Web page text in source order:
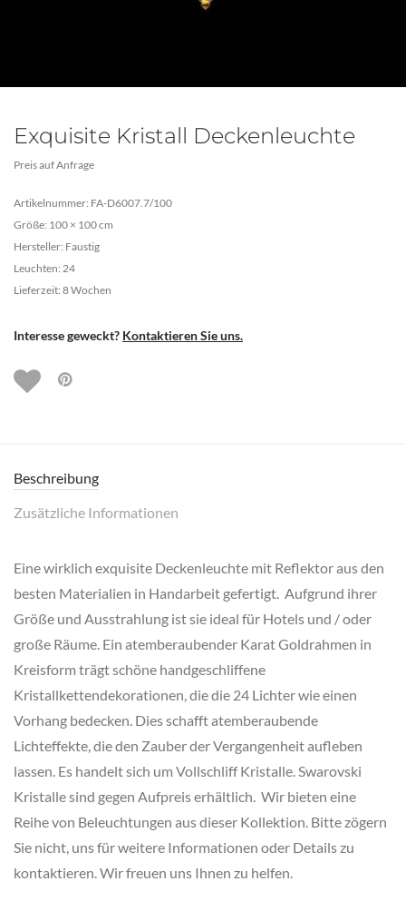
Exquisite Kristall Deckenleuchte
Preis auf Anfrage
Artikelnummer: FA-D6007.7/100
Größe: 100 × 100 cm
Hersteller: Faustig
Leuchten: 24
Lieferzeit: 8 Wochen
Interesse geweckt? Kontaktieren Sie uns.
Beschreibung
Zusätzliche Informationen
Eine wirklich exquisite Deckenleuchte mit Reflektor aus den
besten Materialien in Handarbeit gefertigt. Aufgrund ihrer
Größe und Ausstrahlung ist sie ideal für Hotels und / oder
große Räume. Ein atemberaubender Karat Goldrahmen in
Kreisform trägt schöne handgeschliffene
Kristallkettendekorationen, die die 24 Lichter wie einen
Vorhang bedecken. Dies schafft atemberaubende
Lichteffekte, die den Zauber der Vergangenheit aufleben
lassen. Es handelt sich um Vollschliff Kristalle. Swarovski
Kristalle sind gegen Aufpreis erhältlich. Wir bieten eine
Reihe von Beleuchtungen aus dieser Kollektion. Bitte zögern
Sie nicht, uns für weitere Informationen oder Details zu
kontaktieren. Wir freuen uns Ihnen zu helfen.